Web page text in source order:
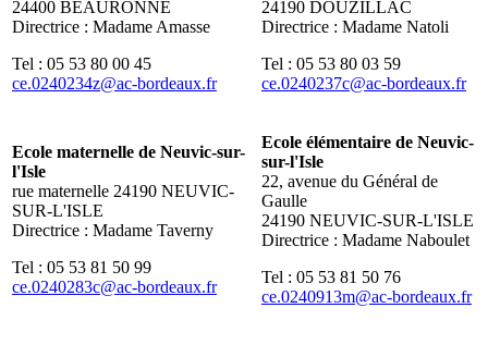
24400 BEAURONNE
Directrice : Madame Amasse
Tel : 05 53 80 00 45
ce.0240234z@ac-bordeaux.fr
24190 DOUZILLAC
Directrice : Madame Natoli
Tel : 05 53 80 03 59
ce.0240237c@ac-bordeaux.fr
Ecole maternelle de Neuvic-sur-
l'Isle
rue maternelle 24190 NEUVIC-
SUR-L'ISLE
Directrice : Madame Taverny
Tel : 05 53 81 50 99
ce.0240283c@ac-bordeaux.fr
Ecole élémentaire de Neuvic-
sur-l'Isle
22, avenue du Général de
Gaulle
24190 NEUVIC-SUR-L'ISLE
Directrice : Madame Naboulet
Tel : 05 53 81 50 76
ce.0240913m@ac-bordeaux.fr